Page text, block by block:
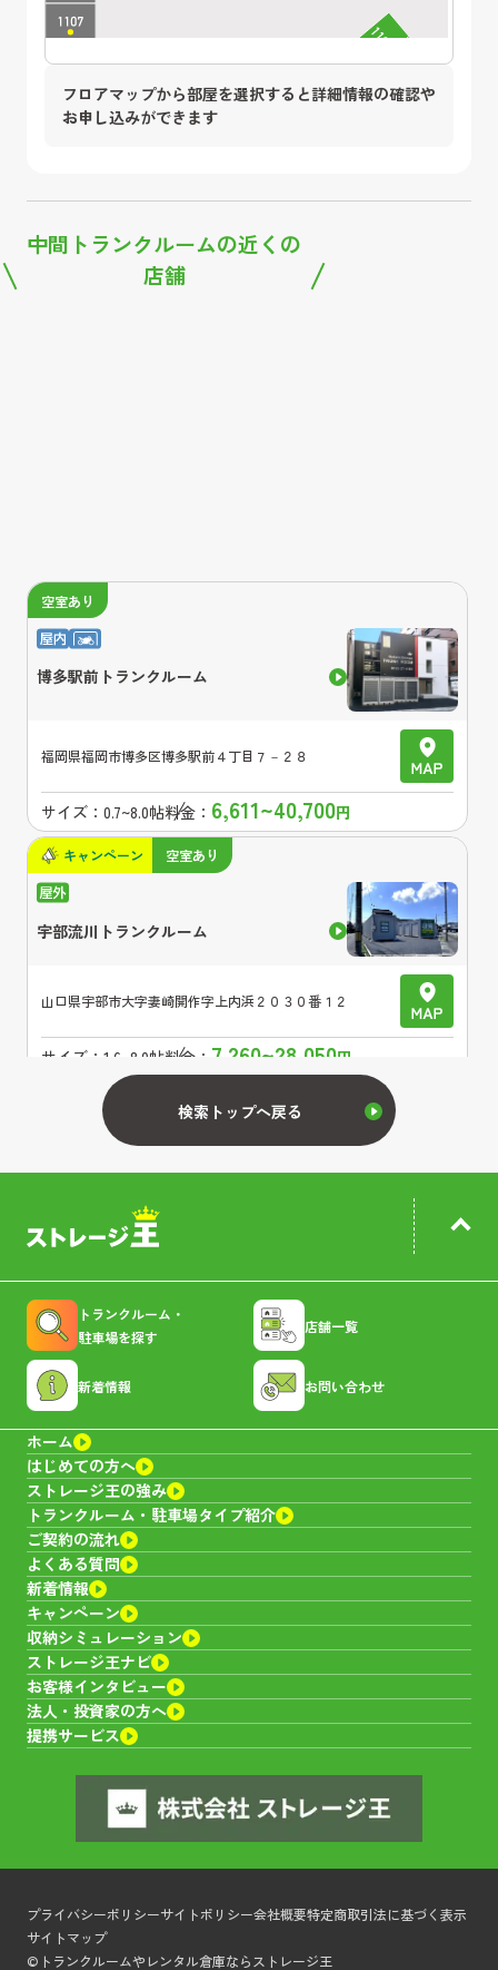
フロアマップから部屋を選択すると詳細情報の確認や
お申し込みができます
中間トランクルームの近くの
店舗
空室あり
博多駅前トランクルーム
福岡県福岡市博多区博多駅前４丁目７－２８
サイズ： 0.7~8.0帖料金： 6,611~40,700円
キャンペーン 空室あり
宇部流川トランクルーム
山口県宇部市大字妻崎開作字上内浜２０３０番１２
サイズ： 1.6~8.0帖料金： 7,260~28,050円
キャンペーン 空室あり
宇部昭和町トランクルーム
山口県宇部市昭和町３丁目１４−４２
サイズ： 7,260~28,050
キャンペーン
山口県宇部市岬町１丁目１６４２－１
サイズ：1.6~8.0帖料金：7,260~28,050円
キャンペーン
宇佐トランクルーム
大分県宇佐市辛島２２２－２
1.6~8.0帖料金：7,150~24,750 円
キャンペーン 空室あり
防府仁井令トランクルーム
検索トップへ戻る
トランクルーム・
駐車場を探す
店舗一覧
新着情報 お問い合わせ
ホーム
はじめての方へ
ストレージ王の強み
トランクルーム・ 駐車場タイプ紹介
ご契約の流れ
よくある質問
新着情報
キャンペーン
収納シミュレーション
ストレージ王ナビ
お客様インタビュー
法人・投資家の方へ
提携サービス
プライバシーポリシーサイトポリシー会社概要特定商取引法に基づく表示
サイトマップ
©トランクルームやレンタル倉庫ならストレージ王